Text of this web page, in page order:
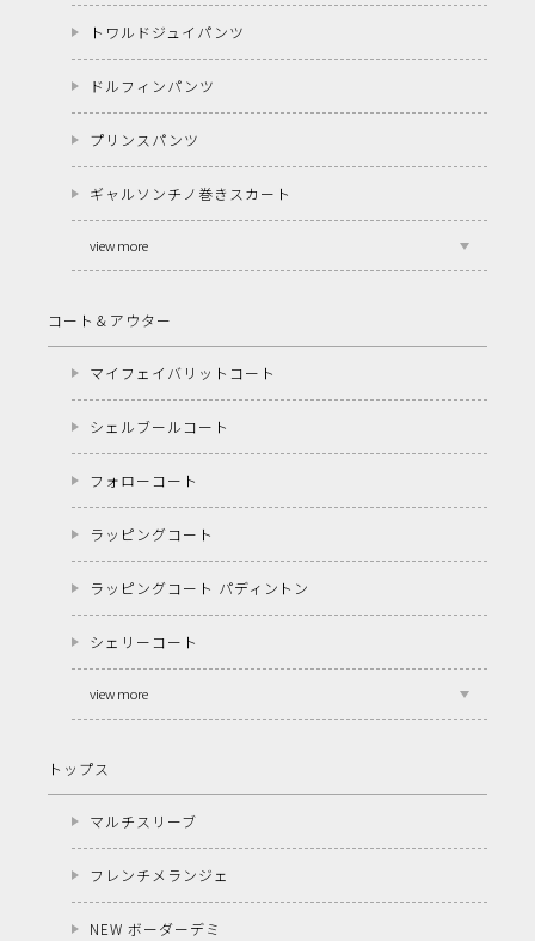
トワルドジュイパンツ
ドルフィンパンツ
プリンスパンツ
ギャルソンチノ巻きスカート
view more
コート＆アウター
マイフェイバリットコート
シェルブールコート
フォローコート
ラッピングコート
ラッピングコート パディントン
シェリーコート
view more
トップス
マルチスリーブ
フレンチメランジェ
NEW ボーダーデミ